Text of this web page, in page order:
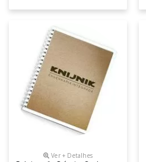
Ver + Detalhes